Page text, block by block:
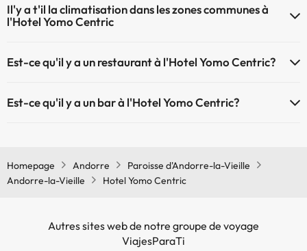
communes
Il'y a t'il la climatisation dans les zones communes à
l'Hotel Yomo Centric
Centric
Est-ce qu'il y a un restaurant à l'Hotel Yomo Centric?
Est-ce qu'il y a un bar à l'Hotel Yomo Centric?
Homepage Andorre
Paroisse d'Andorre-la-Vieille
Andorre-la-Vieille
Hotel Yomo Centric
Autres sites web de notre groupe de voyage
ViajesParaTi